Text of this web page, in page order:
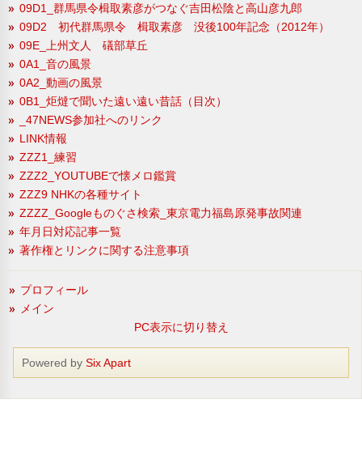
09D1_群馬県令楫取素彦がつなぐ吉田松陰と高山彦九郎
09D2 初代群馬県令 楫取素彦 没後100年記念（2012年）
09E_上州文人 礒部草丘
0A1_音の風景
0A2_動画の風景
0B1_炬燵で聞いた遠い遠い昔話（目次）
_47NEWS参加社へのリンク
LINK情報
ZZZ1_練習
ZZZ2_YOUTUBEで懐メロ鑑賞
ZZZ9 NHKの各種サイト
ZZZZ_Googleものぐさ検索_東京電力福島原発事故関連
年月日対応記事一覧
著作権とリンクに関する注意事項
プロフィール
メイン
PC表示に切り替え
Powered by Six Apart